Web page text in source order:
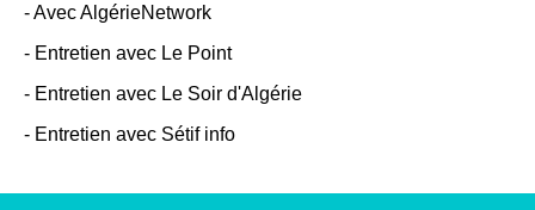
-Avec AlgérieNetwork
- Entretien avec Le Point
- Entretien avec Le Soir d'Algérie
- Entretien avec Sétif info